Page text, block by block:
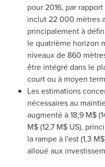
pour 2016, par
inclut 22 000 mètres
principalement à
le quatrième horizon
niveaux de 860
être intégré dans le
court ou à moyen
Les estimations
nécessaires au
augmenté à 18,9 M$
M$ (12,7 M$ US),
la rampe à l'est (1,3
alloué aux